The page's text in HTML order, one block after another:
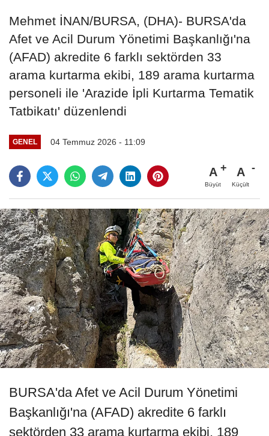
Mehmet İNAN/BURSA, (DHA)- BURSA'da
Afet ve Acil Durum Yönetimi Başkanlığı'na
(AFAD) akredite 6 farklı sektörden 33
arama kurtarma ekibi, 189 arama kurtarma
personeli ile 'Arazide İpli Kurtarma Tematik
Tatbikatı' düzenlendi
GENEL 04 Temmuz 2026 - 11:09
A
Büyüt
A
Küçült
BURSA'da Afet ve Acil Durum Yönetimi
Başkanlığı'na (AFAD) akredite 6 farklı
sektörden 33 arama kurtarma ekibi, 189